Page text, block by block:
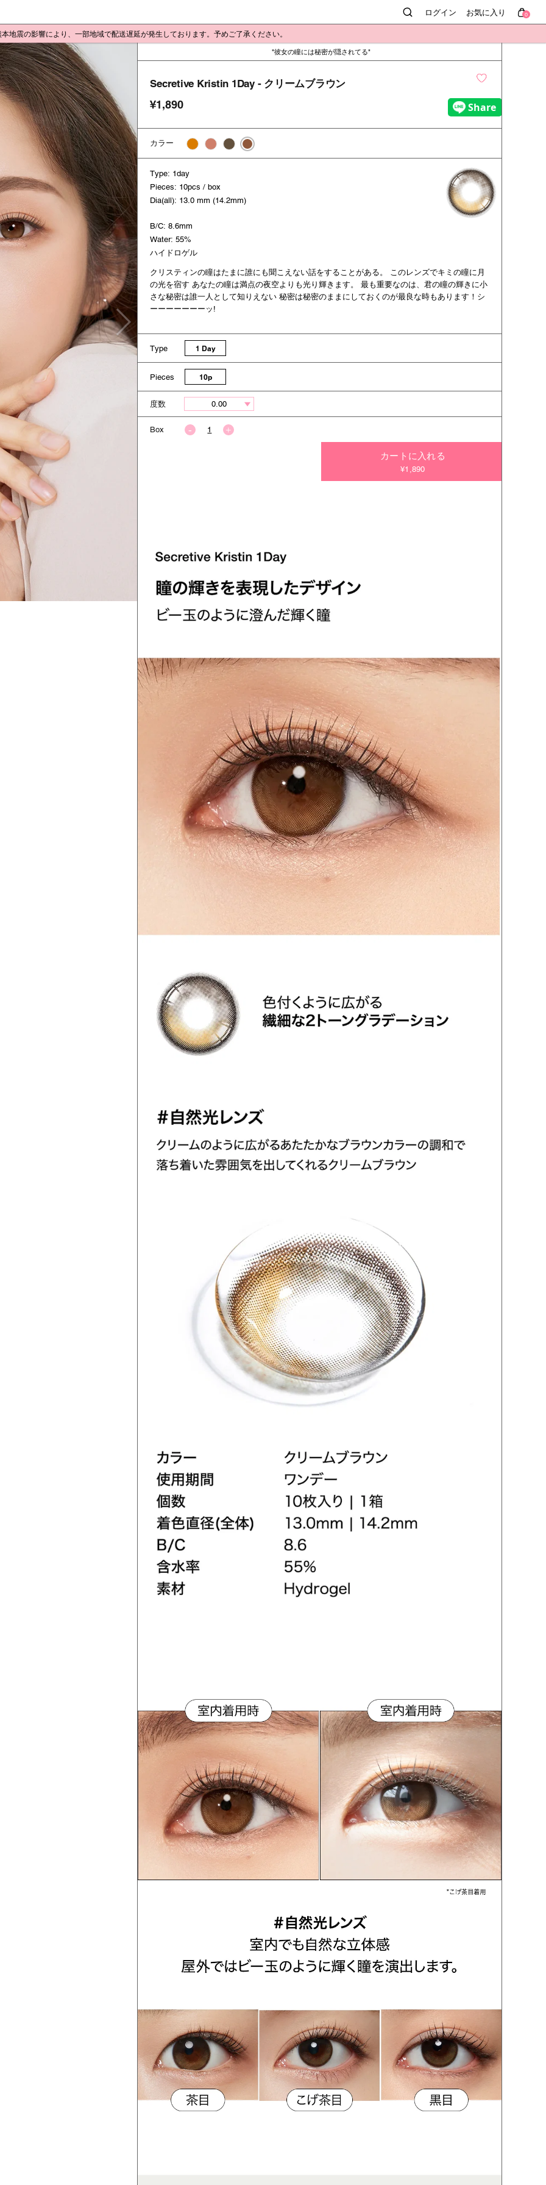
ログイン お気に入り 0
地震の影響により、一部地域で配送遅延が発生しております。予めご了承ください。
彼女の瞳には秘密が隠されてる
Secretive Kristin 1Day - クリームブラウン
¥1,890
カラー
Type: 1day
Pieces: 10pcs / box
Dia(all): 13.0 mm (14.2mm)
B/C: 8.6mm
Water: 55%
ハイドロゲル
クリスティンの瞳はたまに誰にも聞こえない話をすることがある。 このレンズでキミの瞳に月
の光を宿す あなたの瞳は満点の夜空よりも光り輝きます。 最も重要なのは、君の瞳の輝きに小
さな秘密は誰一人として知りえない 秘密は秘密のままにしておくのが最良な時もあります！シ
ーーーーーーーッ!
Type 1 Day
Pieces 10p
度数
Box
カートに入れる
¥1,890